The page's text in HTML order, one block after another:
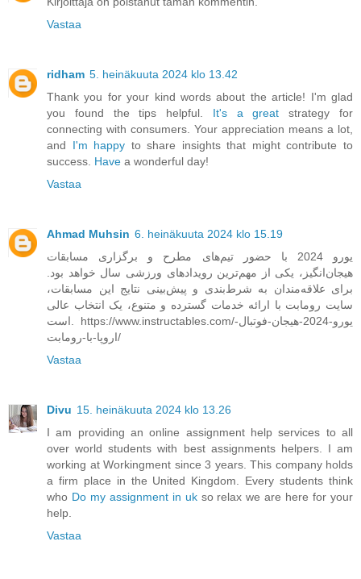
Vastaa
ridham 5. heinäkuuta 2024 klo 13.42
Thank you for your kind words about the article! I'm glad
you found the tips helpful. It's a greatstrategy for
connecting with consumers. Your appreciation means a lot,
and I'm happy to share insights that might contribute to
success. Have a wonderful day!
Vastaa
Ahmad Muhsin 6. heinäkuuta 2024 klo 15.19
یورو 2024 با حضور تیم‌های مطرح و برگزاری مسابقات
هیجان‌انگیز، یکی از مهم‌ترین رویدادهای ورزشی سال خواهد بود.
برای علاقه‌مندان به شرط‌بندی و پیش‌بینی نتایج این مسابقات،
سایت رومابت با ارائه خدمات گسترده و متنوع، یک انتخاب عالی
است. https://www.instructables.com/یورو-2024-هیجان-فوتبال-
اروپا-با-رومابت/
Vastaa
Divu 15. heinäkuuta 2024 klo 13.26
I am providing an online assignment help services to all
over world students with best assignments helpers. I am
working at Workingment since 3 years. This company holds
a firm place in the United Kingdom. Every students think
who Do my assignment in ukso relax we are here for your
help.
Vastaa